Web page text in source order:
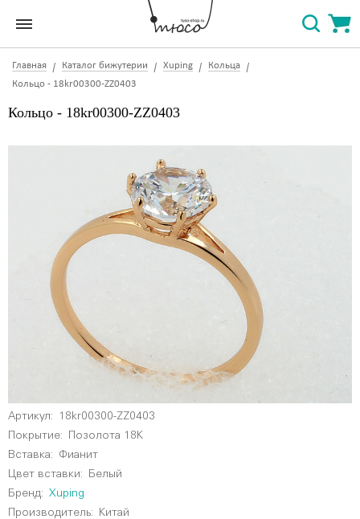
Главная Каталог бижутерии Xuping
Кольца
Кольцо - 18kr00300-ZZ0403
Кольцо - 18kr00300-ZZ0403
Артикул:
18kr00300-ZZ0403
Покрытие: Позолота 18К
Вставка: Фианит
Цвет вставки:
Белый
Бренд:
Xuping
Производитель: Китай